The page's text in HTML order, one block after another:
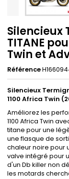
Silencieux
TITANE
Twin et
Référence
Silencieux
1100 Africa Twin
Améliorez les
1100 Africa Twin
titane pour une
une flasque de
chaleur noire pour
valve intégré pour
d'un Db killer non
les motards